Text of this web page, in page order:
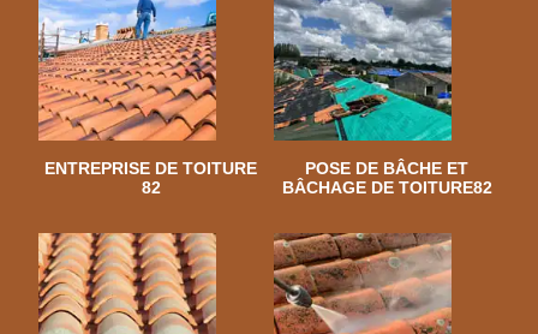
ENTREPRISE DE TOITURE
82
POSE DE BÂCHE ET
BÂCHAGE DE TOITURE82